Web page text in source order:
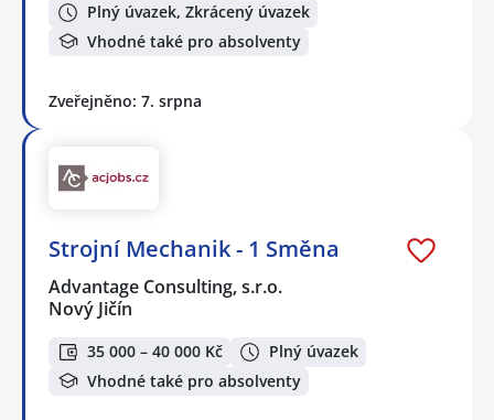
Plný úvazek, Zkrácený úvazek
Vhodné také pro absolventy
Zveřejněno: 7. srpna
Strojní Mechanik - 1 Směna
Advantage Consulting, s.r.o.
Nový Jičín
35 000 – 40 000 Kč
Plný úvazek
Vhodné také pro absolventy